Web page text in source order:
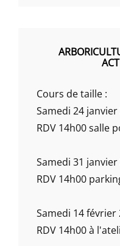
Cours de taille :
Samedi 24
RDV 14h00 salle
Samedi 31
RDV 14h00
Samedi 14 février
RDV 14h00 à